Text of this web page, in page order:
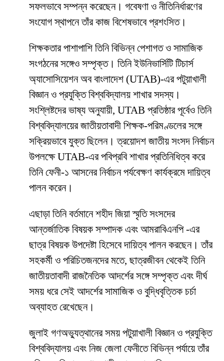
সফলভাবে সম্পন্ন করেছেন। গবেষণা ও নীতিনির্ধারণের
সংযোগ স্থাপনে তাঁর কাজ বিশেষভাবে প্রশংসিত।
শিক্ষকতার পাশাপাশি তিনি বিভিন্ন পেশাগত ও সামাজিক
সংগঠনের সঙ্গেও সম্পৃক্ত। তিনি ইউনিভার্সিটি টিচার্স
অ্যাসোসিয়েশন অব বাংলাদেশ (UTAB)-এর পটুয়াখালী
বিজ্ঞান ও প্রযুক্তি বিশ্ববিদ্যালয় শাখার সদস্য।
সংশ্লিষ্টদের ভাষ্য অনুযায়ী, UTAB প্রতিষ্ঠার পূর্বেও তিনি
বিশ্ববিদ্যালয়ের জাতীয়তাবাদী শিক্ষক-পরিমণ্ডলের সঙ্গে
সক্রিয়ভাবে যুক্ত ছিলেন। ত্রয়োদশ জাতীয় সংসদ নির্বাচন
উপলক্ষে UTAB-এর পবিপ্রবি শাখার প্রতিনিধিত্ব করে
তিনি ফেনী-১ আসনের নির্বাচন পর্যবেক্ষণ কার্যক্রমে দায়িত্ব
পালন করেন।
এছাড়া তিনি বর্তমানে শহীদ জিয়া স্মৃতি সংসদের
আন্তর্জাতিক বিষয়ক সম্পাদক এবং আমরাবিএনপি -এর
ছাত্র বিষয়ক উপদেষ্টা হিসেবে দায়িত্ব পালন করছেন। তাঁর
সহকর্মী ও পরিচিতজনদের মতে, ছাত্রজীবন থেকেই তিনি
জাতীয়তাবাদী রাজনৈতিক আদর্শের সঙ্গে সম্পৃক্ত এবং দীর্ঘ
সময় ধরে সেই আদর্শের সামাজিক ও বুদ্ধিবৃত্তিক চর্চা
অব্যাহত রেখেছেন।
জুলাই গণঅভ্যুত্থানের সময় পটুয়াখালী বিজ্ঞান ও প্রযুক্তি
বিশ্ববিদ্যালয় এবং নিজ জেলা ফেনীতে বিভিন্ন পর্যায়ে তাঁর